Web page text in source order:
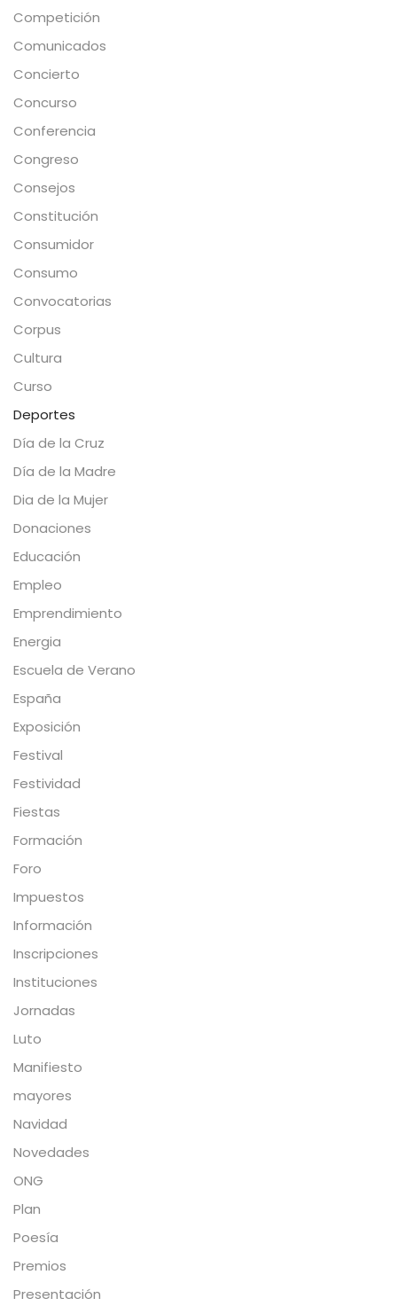
Competición
Comunicados
Concierto
Concurso
Conferencia
Congreso
Consejos
Constitución
Consumidor
Consumo
Convocatorias
Corpus
Cultura
Curso
Deportes
Día de la Cruz
Día de la Madre
Dia de la Mujer
Donaciones
Educación
Empleo
Emprendimiento
Energia
Escuela de Verano
España
Exposición
Festival
Festividad
Fiestas
Formación
Foro
Impuestos
Información
Inscripciones
Instituciones
Jornadas
Luto
Manifiesto
mayores
Navidad
Novedades
ONG
Plan
Poesía
Premios
Presentación